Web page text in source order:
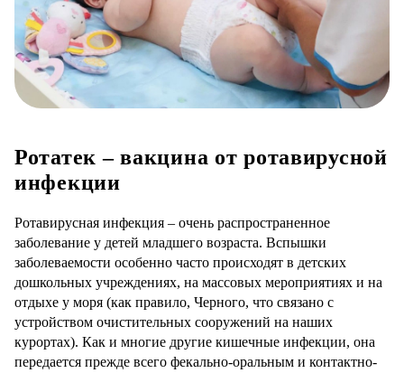
Ротатек – вакцина от ротавирусной
инфекции
Ротавирусная инфекция – очень распространенное
заболевание у детей младшего возраста. Вспышки
заболеваемости особенно часто происходят в детских
дошкольных учреждениях, на массовых мероприятиях и на
отдыхе у моря (как правило, Черного, что связано с
устройством очистительных сооружений на наших
курортах). Как и многие другие кишечные инфекции, она
передается прежде всего фекально-оральным и контактно-